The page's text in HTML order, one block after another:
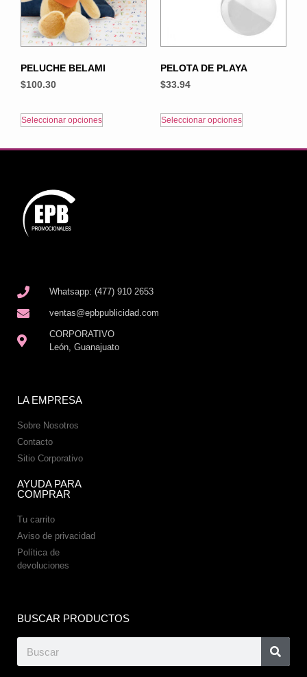
PELUCHE BELAMI
$100.30
Seleccionar opciones
PELOTA DE PLAYA
$33.94
Seleccionar opciones
Whatsapp: (477) 910 2653
ventas@epbpublicidad.com
CORPORATIVO
León, Guanajuato
LA EMPRESA
Sobre Nosotros
Contacto
Sitio Corporativo
AYUDA PARA
COMPRAR
Tu carrito
Aviso de privacidad
Política de
devoluciones
BUSCAR PRODUCTOS